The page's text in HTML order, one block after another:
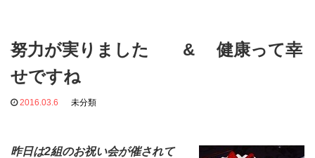
努力が実りました & 健康って幸
せですね
2016.03.6 未分類
昨日は2組のお祝い会が催されて